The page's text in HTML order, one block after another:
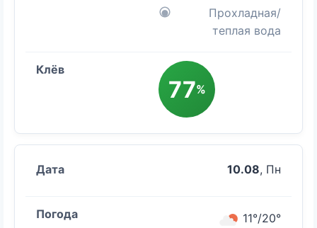
Прохладная/
теплая вода
77%
10.08, Пн
11°/20°